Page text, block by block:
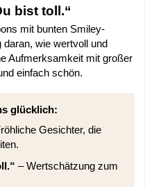
bist toll.“
mit bunten Smiley-
wie wertvoll und
Aufmerksamkeit mit großer
einfach schön.
glücklich:
Gesichter, die
– Wertschätzung zum